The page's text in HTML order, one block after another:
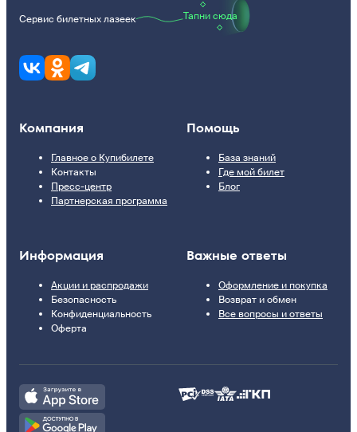
Сервис билетных лазеек Тапни сюда
Компания
Главное о Купибилете
Контакты
Пресс-центр
Партнерская программа
Помощь
База знаний
Где мой билет
Блог
Информация
Акции и распродажи
Безопасность
Конфиденциальность
Оферта
Важные ответы
Оформление и покупка
Возврат и обмен
Все вопросы и ответы